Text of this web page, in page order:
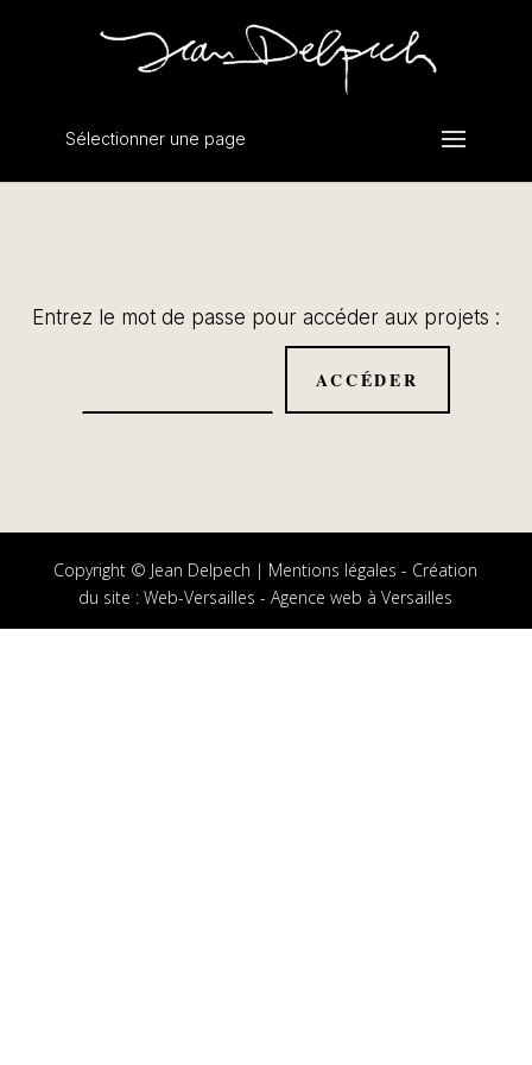
Sélectionner une page
Entrez le mot de passe pour accéder aux projets :
Copyright © Jean Delpech | Mentions légales - Création
du site :Web-Versailles - Agence web à Versailles